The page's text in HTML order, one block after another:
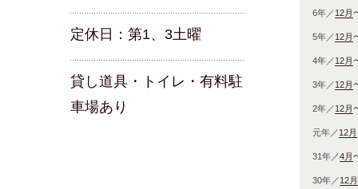
6年／ 12月
5年／ 12月
4年／ 12月
3年／ 12月
2年／ 12月
元年／ 12月
31年／4月
30年／ 12月
定休日：第1、3土曜
貸し道具・トイレ・有料駐
車場あり